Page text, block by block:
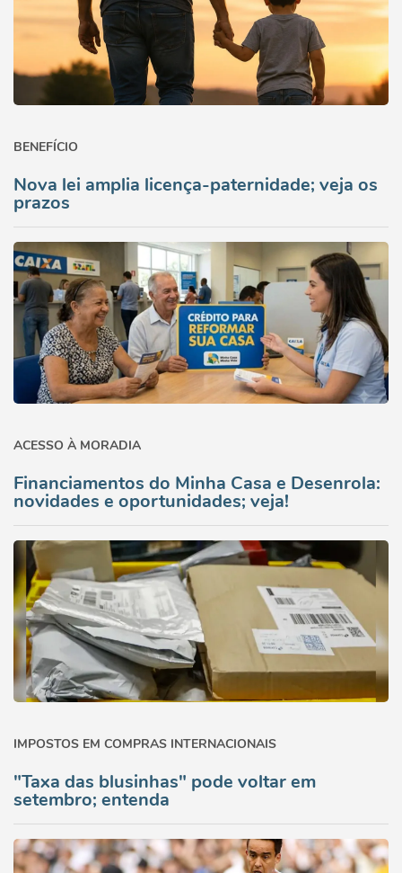
BENEFÍCIO
Nova lei amplia licença-paternidade; veja os
prazos
ACESSO À MORADIA
Financiamentos do Minha Casa e Desenrola:
novidades e oportunidades; veja!
IMPOSTOS EM COMPRAS INTERNACIONAIS
"Taxa das blusinhas" pode voltar em
setembro; entenda